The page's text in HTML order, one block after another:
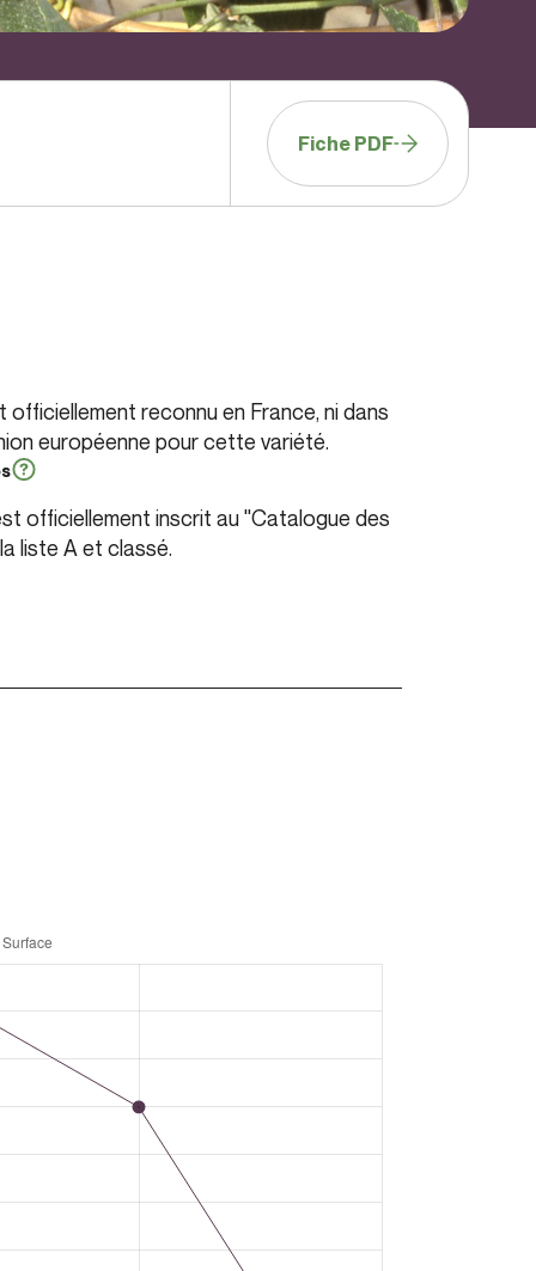
Fiche PDF
officiellement reconnu en France, ni dans
européenne pour cette variété.
officiellement inscrit au "Catalogue des
liste A et classé.